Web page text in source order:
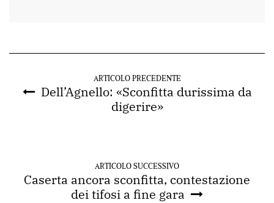
ARTICOLO PRECEDENTE
Dell’Agnello: «Sconfitta durissima da
digerire»
ARTICOLO SUCCESSIVO
Caserta ancora sconfitta, contestazione
dei tifosi a fine gara